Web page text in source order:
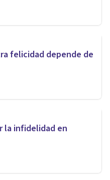
felicidad depende de
la infidelidad en